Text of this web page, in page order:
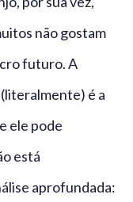
não gostam
futuro. A
é a
ele pode
está
aprofundada: